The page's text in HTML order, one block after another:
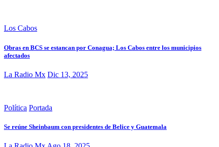
Los Cabos
Obras en BCS se estancan por Conagua; Los Cabos entre los municipios
afectados
La Radio Mx Dic 13, 2025
Política Portada
Se reúne Sheinbaum con presidentes de Belice y Guatemala